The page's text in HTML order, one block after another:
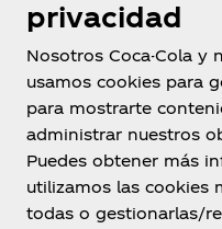
Sobre Nosotros
privacidad
Nosotros Coca-Cola y
usamos cookies para
para mostrarte
administrar nuestros
Puedes obtener más
utilizamos las cookies
todas o gestionarlas/